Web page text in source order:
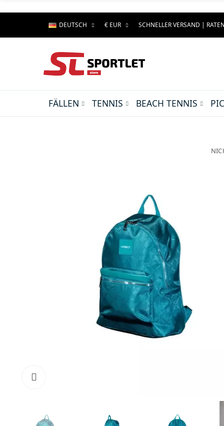
DEUTSCH € EUR SCHNELLER VERSAND |
FÄLLEN TENNIS BEACH TENNIS